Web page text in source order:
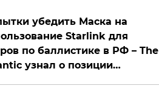
убедить Маска на
Starlink для
по баллистике в РФ – The
узнал о позиции